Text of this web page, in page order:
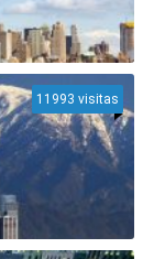
11993 visitas